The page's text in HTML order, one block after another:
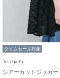
タイムセール対象
Te chichi